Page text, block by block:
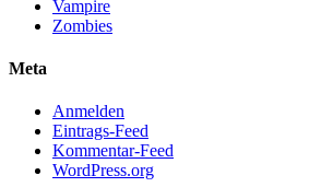
Vampire
Zombies
Meta
Anmelden
Eintrags-Feed
Kommentar-Feed
WordPress.org